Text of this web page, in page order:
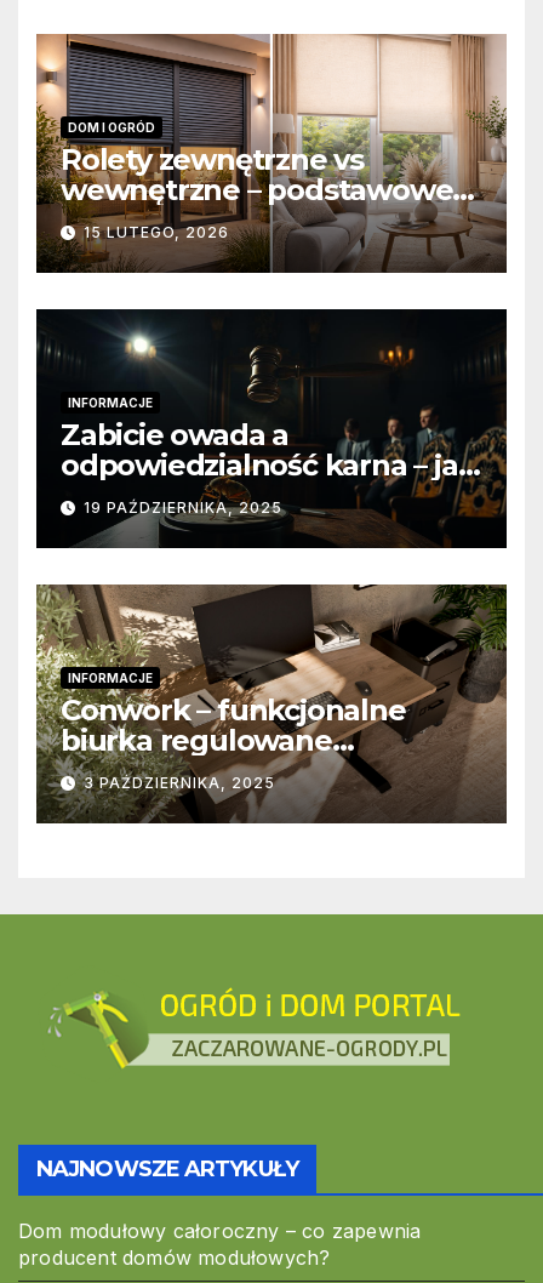
DOM I OGRÓD
Rolety zewnętrzne vs
wewnętrzne – podstawowe
różnice konstrukcyjne i
funkcjonalne
15 LUTEGO, 2026
INFORMACJE
Zabicie owada a
odpowiedzialność karna – jak
wygląda to w praktyce?
19 PAŹDZIERNIKA, 2025
INFORMACJE
Conwork – funkcjonalne
biurka regulowane
stworzone z myślą o
nowoczesnych
przestrzeniach pracy
3 PAŹDZIERNIKA, 2025
NAJNOWSZE ARTYKUŁY
Dom modułowy całoroczny – co zapewnia
producent domów modułowych?